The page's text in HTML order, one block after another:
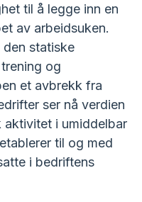
til å legge inn en
av arbeidsuken.
statiske
og
et avbrekk fra
ser nå verdien
i umiddelbar
til og med
i bedriftens